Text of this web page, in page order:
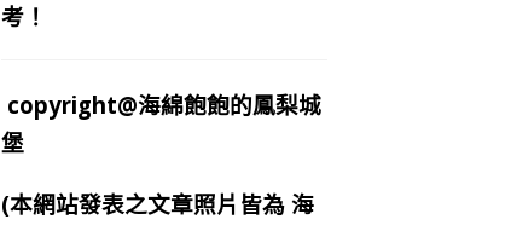
考！
copyright@海綿飽飽的鳳梨城
堡
(本網站發表之文章照片皆為 海